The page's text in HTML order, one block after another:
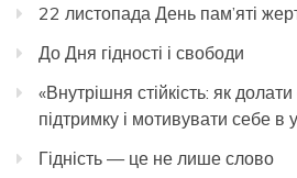
22 листопада День пам’яті
До Дня гідності і свободи
«Внутрішня стійкість: як
підтримку і мотивувати себе в
Гідність — це не лише слово